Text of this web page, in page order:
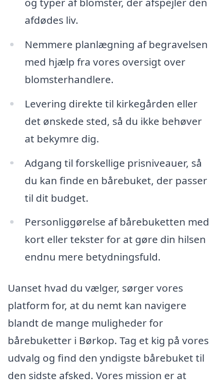
afdødes liv.
Nemmere planlægning af begravelsen
med hjælp fra vores oversigt over
blomsterhandlere.
Levering direkte til kirkegården eller
det ønskede sted, så du ikke behøver
at bekymre dig.
Adgang til forskellige prisniveauer, så
du kan finde en bårebuket, der passer
til dit budget.
Personliggørelse af bårebuketten med
kort eller tekster for at gøre din hilsen
endnu mere betydningsfuld.
Uanset hvad du vælger, sørger vores
platform for, at du nemt kan navigere
blandt de mange muligheder for
bårebuketter i Børkop. Tag et kig på vores
udvalg og find den yndigste bårebuket til
den sidste afsked. Vores mission er at